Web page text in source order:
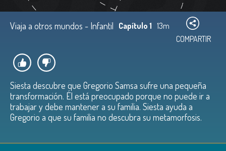
Viaja a otros mundos - Infantil Capítulo 1 13m
COMPARTIR
Siesta descubre que Gregorio Samsa sufre una pequeña
transformación. Él está preocupado porque no puede ir a
trabajar y debe mantener a su familia. Siesta ayuda a
Gregorio a que su familia no descubra su metamorfosis.